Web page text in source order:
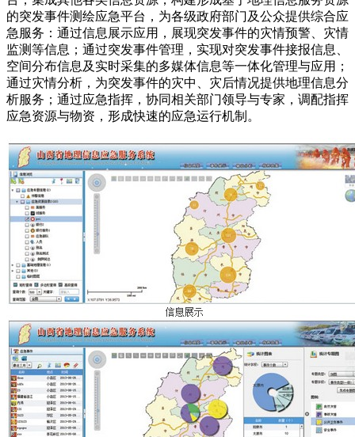
的突发事件测绘应急平台，为各级政府部门及公众提供综合应
急服务：通过信息展示应用，展现突发事件的灾情预警、灾情
监测等信息；通过突发事件管理，实现对突发事件接报信息、
空间分布信息及实时采集的多媒体信息等一体化管理与应用；
通过灾情分析，为突发事件的灾中、灾后情况提供地理信息分
析服务；通过应急指挥，协同相关部门领导与专家，调配指挥
应急资源与物资，形成快速的应急运行机制。